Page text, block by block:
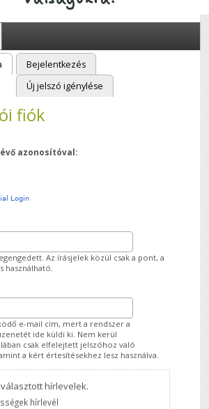
(aktív fül)Bejelentkezés
Új jelszó igénylése
fiók
azonosítóval:
Az írásjelek közül csak a pont, a
használható.
e-mail cím, mert a rendszer a
ide küldi ki. Nem kerül
csak elfelejtett jelszóhoz való
a kért értesítésekhez lesz használva.
hírlevelek.
hírlevél